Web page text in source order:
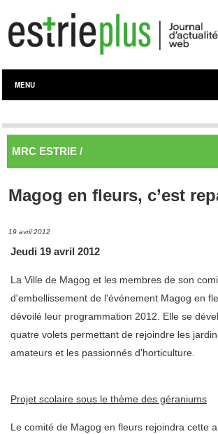
MENU
MRC ESTRIE /
Magog en fleurs, c’est
19 avril 2012
Jeudi 19 avril 2012
La Ville de Magog et les membres de son
d'embellissement de l'événement Magog en
dévoilé leur programmation 2012. Elle se
quatre volets permettant de rejoindre les
amateurs et les passionnés d'horticulture.
Projet scolaire sous le thème des géraniums
Le comité de Magog en fleurs rejoindra cette